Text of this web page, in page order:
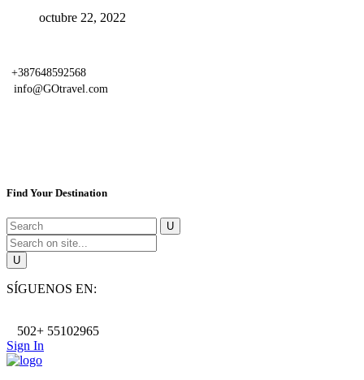
octubre 22, 2022
+387648592568
info@GOtravel.com
Find Your Destination
SÍGUENOS EN:
502+ 55102965
Sign In